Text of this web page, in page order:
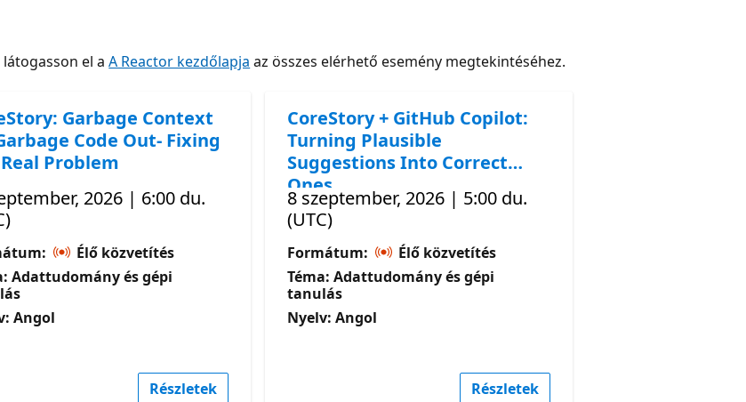
látogasson el aA Reactor kezdőlapja az összes elérhető esemény megtekintéséhez.
Garbage Context
Code Out- Fixing
Real Problem
2026 | 6:00 du.
Élő közvetítés
Adattudomány és gépi
Angol
Részletek
CoreStory + GitHub Copilot:
Turning Plausible
Suggestions Into Correct
Ones
8 szeptember, 2026 | 5:00 du.
(UTC)
Formátum:
Élő közvetítés
Téma: Adattudomány és gépi
tanulás
Nyelv: Angol
Részletek